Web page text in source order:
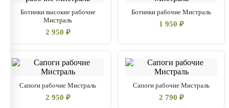
Ботинки высокие рабочие
Мистраль
2 950 ₽
Ботинки рабочие Мистраль
1 950 ₽
Сапоги рабочие Мистраль
2 950 ₽
Сапоги рабочие Мистраль
2 790 ₽